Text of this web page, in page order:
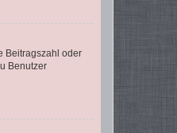
Beitragszahl oder
Benutzer